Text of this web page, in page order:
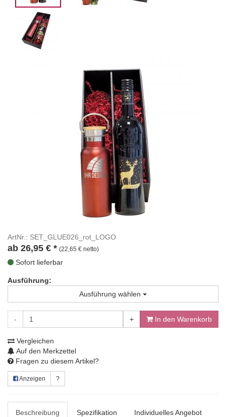
ArtNr.: SET_GLUE026_rot_LOGO
ab 26,95 € * (22,65 € netto)
Sofort lieferbar
Ausführung:
Ausführung wählen
- + In den Warenkorb
Vergleichen
Auf den Merkzettel
Fragen zu diesem Artikel?
Anzeigen ?
Beschreibung Spezifikation Individuelles Angebot